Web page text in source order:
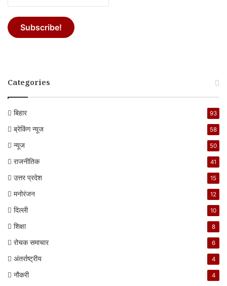
Categories
बिहार 93
ब्रेकिंग न्यूज 58
न्यूज 50
राजनीतिक 41
उत्तर प्रदेश 15
मनोरंजन 12
दिल्ली 10
शिक्षा 8
रोचक समाचार 6
अंतर्राष्ट्रीय 4
नौकरी 4